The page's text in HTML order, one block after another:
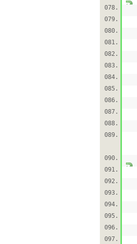
078.
079.
080.
081.
082.
083.
084.
085.
086.
087.
088.
089.
090.
091.
092.
093.
094.
095.
096.
097.